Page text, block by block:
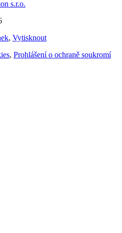
s.r.o.
, Vytisknout
, Prohlášení o ochraně soukromí